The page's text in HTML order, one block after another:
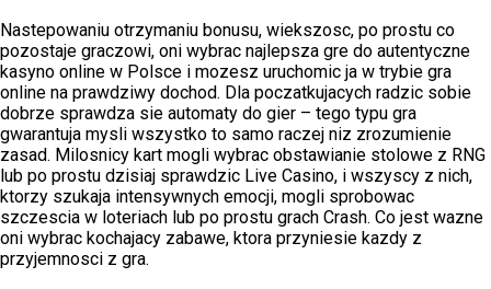
Nastepowaniu otrzymaniu bonusu, wiekszosc, po prostu co
pozostaje graczowi, oni wybrac najlepsza gre do autentyczne
kasyno online w Polsce i mozesz uruchomic ja w trybie gra
online na prawdziwy dochod. Dla poczatkujacych radzic sobie
dobrze sprawdza sie automaty do gier – tego typu gra
gwarantuja mysli wszystko to samo raczej niz zrozumienie
zasad. Milosnicy kart mogli wybrac obstawianie stolowe z RNG
lub po prostu dzisiaj sprawdzic Live Casino, i wszyscy z nich,
ktorzy szukaja intensywnych emocji, mogli sprobowac
szczescia w loteriach lub po prostu grach Crash. Co jest wazne
oni wybrac kochajacy zabawe, ktora przyniesie kazdy z
przyjemnosci z gra.